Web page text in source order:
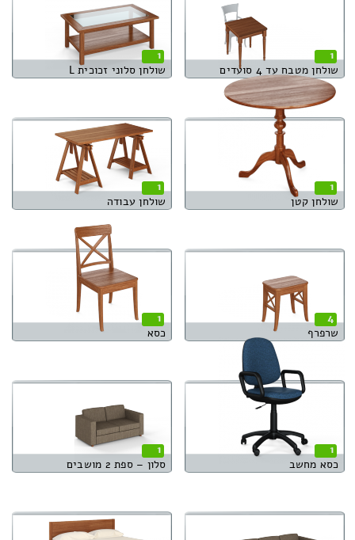
1
שולחן מטבח עד 4 סועדים
1
שולחן סלוני זכוכית L
1
שולחן קטן
1
שולחן עבודה
4
שרפרף
1
כסא
1
כסא מחשב
1
סלון – ספת 2 מושבים